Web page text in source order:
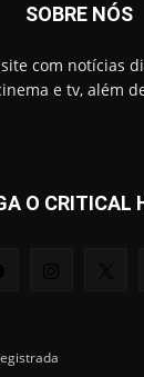
SOBRE NÓS
com notícias
e tv, além
O CRITICAL